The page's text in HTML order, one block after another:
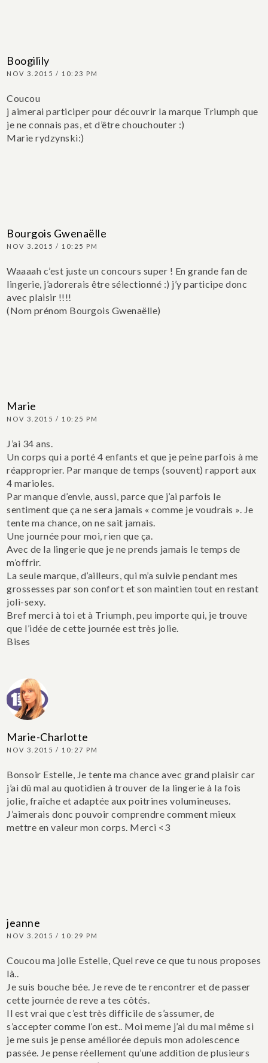
Boogilily
NOV 3.2015 / 10:23 PM
Coucou
j aimerai participer pour découvrir la marque Triumph que
je ne connais pas, et d’être chouchouter :)
Marie rydzynski:)
Bourgois Gwenaëlle
NOV 3.2015 / 10:25 PM
Waaaah c’est juste un concours super ! En grande fan de
lingerie, j’adorerais être sélectionné :) j’y participe donc
avec plaisir !!!!
(Nom prénom Bourgois Gwenaëlle)
Marie
NOV 3.2015 / 10:25 PM
J’ai 34 ans.
Un corps qui a porté 4 enfants et que je peine parfois à me
réapproprier. Par manque de temps (souvent) rapport aux
4 marioles.
Par manque d’envie, aussi, parce que j’ai parfois le
sentiment que ça ne sera jamais « comme je voudrais ». Je
tente ma chance, on ne sait jamais.
Une journée pour moi, rien que ça.
Avec de la lingerie que je ne prends jamais le temps de
m’offrir.
La seule marque, d’ailleurs, qui m’a suivie pendant mes
grossesses par son confort et son maintien tout en restant
joli-sexy.
Bref merci à toi et à Triumph, peu importe qui, je trouve
que l’idée de cette journée est très jolie.
Bises
Marie-Charlotte
NOV 3.2015 / 10:27 PM
Bonsoir Estelle, Je tente ma chance avec grand plaisir car
j’ai dû mal au quotidien à trouver de la lingerie à la fois
jolie, fraîche et adaptée aux poitrines volumineuses.
J’aimerais donc pouvoir comprendre comment mieux
mettre en valeur mon corps. Merci <3
jeanne
NOV 3.2015 / 10:29 PM
Coucou ma jolie Estelle, Quel reve ce que tu nous proposes
là..
Je suis bouche bée. Je reve de te rencontrer et de passer
cette journée de reve a tes côtés.
Il est vrai que c’est très difficile de s’assumer, de
s’accepter comme l’on est.. Moi meme j’ai du mal même si
je me suis je pense améliorée depuis mon adolescence
passée. Je pense réellement qu’une addition de plusieurs